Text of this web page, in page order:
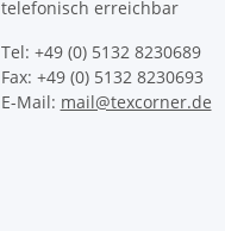
telefonisch erreichbar
Tel: +49 (0) 5132 8230689
Fax: +49 (0) 5132 8230693
E-Mail: mail@texcorner.de